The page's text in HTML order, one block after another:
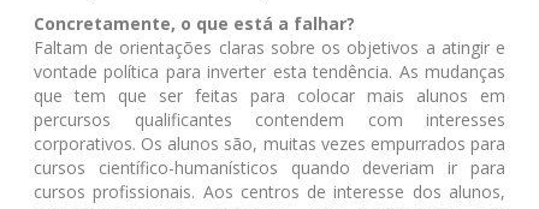
Concretamente, o que está a falhar?
Faltam de orientações claras sobre os objetivos a atingir e
vontade política para inverter esta tendência. As mudanças
que tem que ser feitas para colocar mais alunos em
percursos qualificantes contendem com interesses
corporativos. Os alunos são, muitas vezes empurrados para
cursos científico-humanísticos quando deveriam ir para
cursos profissionais. Aos centros de interesse dos alunos,